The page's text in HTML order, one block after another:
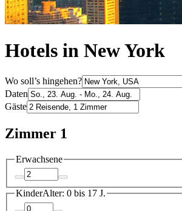
Hotels in New York
Wo soll’s hingehen?
Daten
Gäste
Zimmer 1
Erwachsene
KinderAlter: 0 bis 17 J.